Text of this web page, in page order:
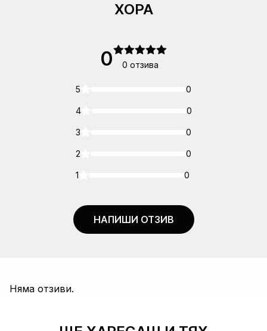
ХОРА
0 0 отзива
5 0
4 0
3 0
2 0
1 0
НАПИШИ ОТЗИВ
Няма отзиви.